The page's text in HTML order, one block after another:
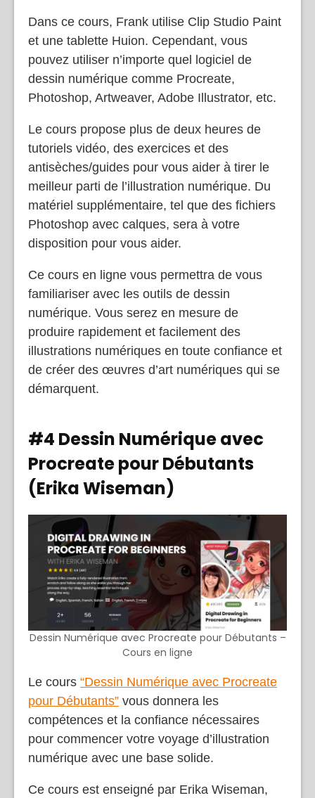
Dans ce cours, Frank utilise Clip Studio Paint
et une tablette Huion. Cependant, vous
pouvez utiliser n’importe quel logiciel de
dessin numérique comme Procreate,
Photoshop, Artweaver, Adobe Illustrator, etc.
Le cours propose plus de deux heures de
tutoriels vidéo, des exercices et des
antisèches/guides pour vous aider à tirer le
meilleur parti de l’illustration numérique. Du
matériel supplémentaire, tel que des fichiers
Photoshop avec calques, sera à votre
disposition pour vous aider.
Ce cours en ligne vous permettra de vous
familiariser avec les outils de dessin
numérique. Vous serez en mesure de
produire rapidement et facilement des
illustrations numériques en toute confiance et
de créer des œuvres d’art numériques qui se
démarquent.
#4 Dessin Numérique avec
Procreate pour Débutants
(Erika Wiseman)
Dessin Numérique avec Procreate pour Débutants –
Cours en ligne
Le cours “Dessin Numérique avec Procreate
pour Débutants” vous donnera les
compétences et la confiance nécessaires
pour commencer votre voyage d’illustration
numérique avec une base solide.
Ce cours est enseigné par Erika Wiseman,